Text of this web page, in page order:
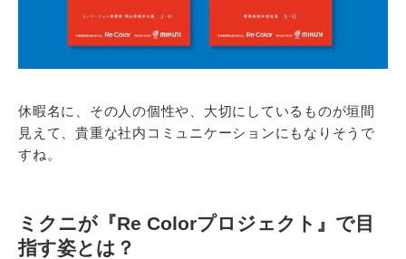
休暇名に、その人の個性や、大切にしているものが垣間
見えて、貴重な社内コミュニケーションにもなりそうで
すね。
ミクニが『Re Colorプロジェクト』で目
指す姿とは？